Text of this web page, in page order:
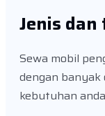
Jenis
Sewa mobil
dengan
kebutuhan